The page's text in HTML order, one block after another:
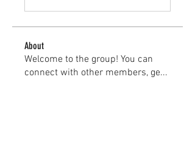
About
Welcome to the group! You can
connect with other members, ge...